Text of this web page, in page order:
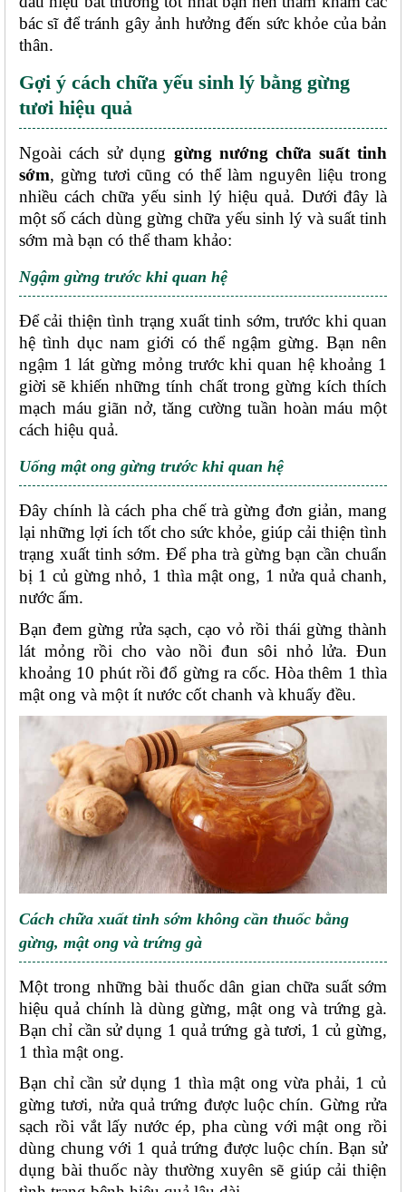
bác sĩ để tránh gây ảnh hưởng đến sức khỏe của bản
thân.
Gợi ý cách chữa yếu sinh lý bằng gừng
tươi hiệu quả
Ngoài cách sử dụng gừng nướng chữa suất tinh
sớm, gừng tươi cũng có thể làm nguyên liệu trong
nhiều cách chữa yếu sinh lý hiệu quả. Dưới đây là
một số cách dùng gừng chữa yếu sinh lý và suất tinh
sớm mà bạn có thể tham khảo:
Ngậm gừng trước khi quan hệ
Để cải thiện tình trạng xuất tinh sớm, trước khi quan
hệ tình dục nam giới có thể ngậm gừng. Bạn nên
ngậm 1 lát gừng mỏng trước khi quan hệ khoảng 1
giời sẽ khiến những tính chất trong gừng kích thích
mạch máu giãn nở, tăng cường tuần hoàn máu một
cách hiệu quả.
Uống mật ong gừng trước khi quan hệ
Đây chính là cách pha chế trà gừng đơn giản, mang
lại những lợi ích tốt cho sức khỏe, giúp cải thiện tình
trạng xuất tinh sớm. Để pha trà gừng bạn cần chuẩn
bị 1 củ gừng nhỏ, 1 thìa mật ong, 1 nửa quả chanh,
nước ấm.
Bạn đem gừng rửa sạch, cạo vỏ rồi thái gừng thành
lát mỏng rồi cho vào nồi đun sôi nhỏ lửa. Đun
khoảng 10 phút rồi đổ gừng ra cốc. Hòa thêm 1 thìa
mật ong và một ít nước cốt chanh và khuấy đều.
Cách chữa xuất tinh sớm không cần thuốc bằng
gừng, mật ong và trứng gà
Một trong những bài thuốc dân gian chữa suất sớm
hiệu quả chính là dùng gừng, mật ong và trứng gà.
Bạn chỉ cần sử dụng 1 quả trứng gà tươi, 1 củ gừng,
1 thìa mật ong.
Bạn chỉ cần sử dụng 1 thìa mật ong vừa phải, 1 củ
gừng tươi, nửa quả trứng được luộc chín. Gừng rửa
sạch rồi vắt lấy nước ép, pha cùng với mật ong rồi
dùng chung với 1 quả trứng được luộc chín. Bạn sử
dụng bài thuốc này thường xuyên sẽ giúp cải thiện